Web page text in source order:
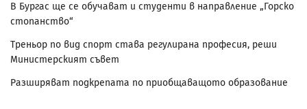
В Бургас ще се обучават и студенти в направление „Горско
стопанство“
Треньор по вид спорт става регулирана професия, реши
Министерският съвет
Разширяват подкрепата по приобщаващото образование